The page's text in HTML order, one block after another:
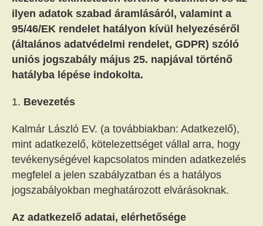
ilyen adatok szabad áramlásáról, valamint a
95/46/EK rendelet hatályon kívül helyezéséről
(általános adatvédelmi rendelet, GDPR) szóló
uniós jogszabály május 25. napjával történő
hatályba lépése indokolta.
Bevezetés
Kalmár László EV. (a továbbiakban: Adatkezelő),
mint adatkezelő, kötelezettséget vállal arra, hogy
tevékenységével kapcsolatos minden adatkezelés
megfelel a jelen szabályzatban és a hatályos
jogszabályokban meghatározott elvárásoknak.
Az adatkezelő adatai, elérhetősége